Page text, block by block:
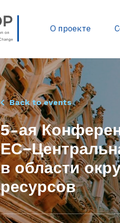
О проекте
Политика и
Разработка проектов
Источники
База данных
Полезные
Библиотека WECOOP
Back to events
5-ая
в области
ресурсов